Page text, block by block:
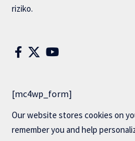
riziko.
[mc4wp_form]
Our website stores cookies on
remember you and help